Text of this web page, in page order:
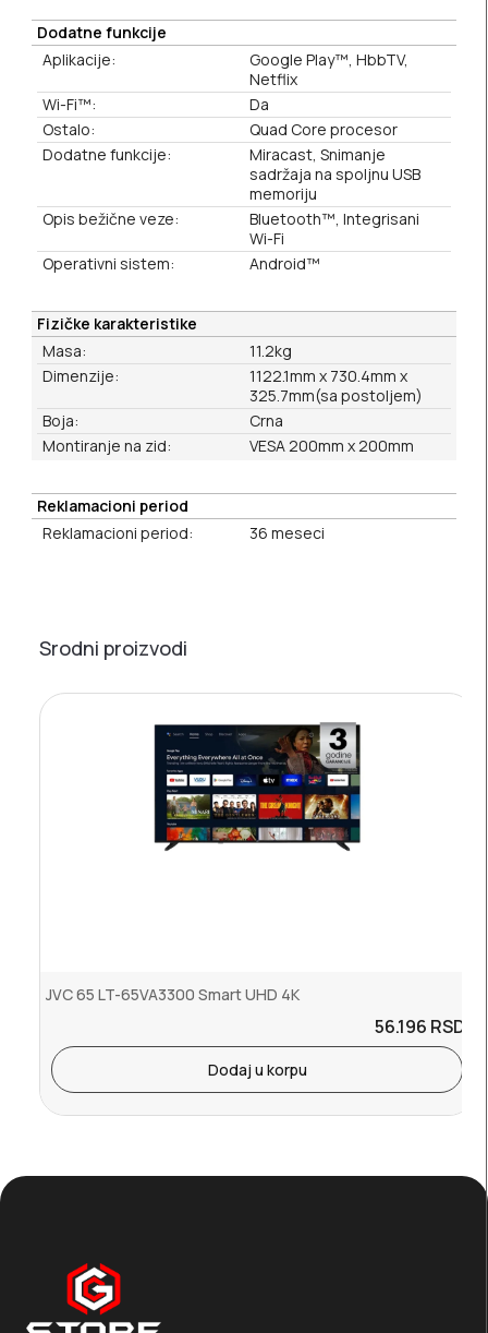
Dodatne funkcije
Aplikacije:
Google Play™, HbbTV,
Netflix
Wi-Fi™:
Da
Ostalo:
Quad Core procesor
Dodatne funkcije:
Miracast, Snimanje
sadržaja na spoljnu USB
memoriju
Opis bežične veze:
Bluetooth™, Integrisani
Wi-Fi
Operativni sistem:
Android™
Fizičke karakteristike
Masa:
11.2kg
Dimenzije:
1122.1mm x 730.4mm x
325.7mm(sa postoljem)
Boja:
Crna
Montiranje na zid:
VESA 200mm x 200mm
Reklamacioni period
Reklamacioni period:
36 meseci
Srodni proizvodi
JVC 65 LT-65VA3300 Smart UHD 4K
56.196 RSD.
Dodaj u korpu